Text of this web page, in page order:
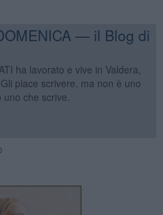
— il Blog di
ha lavorato e vive in Valdera,
piace scrivere, ma non è uno
che scrive.